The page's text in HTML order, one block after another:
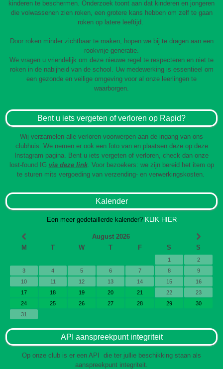
kinderen te beschermen. Onderzoek toont aan dat kinderen en jongeren
die volwassenen zien roken, een grotere kans hebben om zelf te gaan
roken op latere leeftijd.
Door roken minder zichtbaar te maken, hopen we bij te dragen aan een
rookvrije generatie.
We vragen u vriendelijk om deze nieuwe regel te respecteren en niet te
roken in de nabijheid van de school. Uw medewerking is essentieel om
een gezonde en veilige omgeving voor al onze leerlingen te
waarborgen.
Bent u iets vergeten of verloren op Rapid?
Wij verzamelen alle verloren voorwerpen aan de ingang van ons
clubhuis. We nemen er ook een foto van en plaatsen deze op deze
Instagram pagina. Bent u iets vergeten of verloren, check dan onze
lost-found IG via deze link. Voor bezoekers: we zijn bereid het item op
te sturen mits vergoeding van verzending- en verwerkingskosten.
Kalender
Een meer gedetaillerde kalender?KLIK HIER
August 2026
M
T W T F S S
1
2
3
4 5 6 7 8
9
10
11 12 13 14 15
16
17
18 19 20 21 22
23
24
25 26 27 28 29
30
31
API aanspreekpunt integriteit
Op onze club is er een API die ter jullie beschikking staan als
aanspreekpunt integriteit.